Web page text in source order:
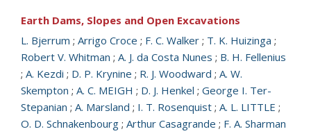
Earth Dams, Slopes and Open Excavations
L. Bjerrum ; Arrigo Croce ; F. C. Walker ; T. K. Huizinga ;
Robert V. Whitman ; A. J. da Costa Nunes ; B. H. Fellenius
; A. Kezdi ; D. P. Krynine ; R. J. Woodward ; A. W.
Skempton ; A. C. MEIGH ; D. J. Henkel ; George I. Ter-
Stepanian ; A. Marsland ; I. T. Rosenquist ; A. L. LITTLE ;
O. D. Schnakenbourg ; Arthur Casagrande ; F. A. Sharman